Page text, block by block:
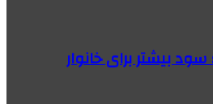
بیشتر برای خانوار